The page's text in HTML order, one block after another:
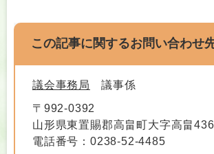
この記事に関するお問い合わせ
議会事務局
議事係
〒992-0392
山形県東置賜郡高畠町大字高畠436
電話番号：0238-52-4485